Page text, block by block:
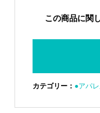
この商品に関
カテゴリー： ●アパ